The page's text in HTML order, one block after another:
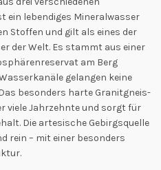
ein lebendiges Mineralwasser
Stoffen und gilt als eines der
der Welt. Es stammt aus einer
am Berg
gelangen keine
besonders harte Granitgneis-
viele Jahrzehnte und sorgt für
Die artesische Gebirgsquelle
rein – mit einer besonders